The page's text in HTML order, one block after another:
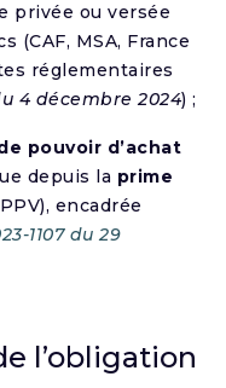
privée ou versée
(CAF, MSA, France
réglementaires
4 décembre 2024) ;
pouvoir d’achat
depuis la prime
encadrée
1107 du 29
l’obligation